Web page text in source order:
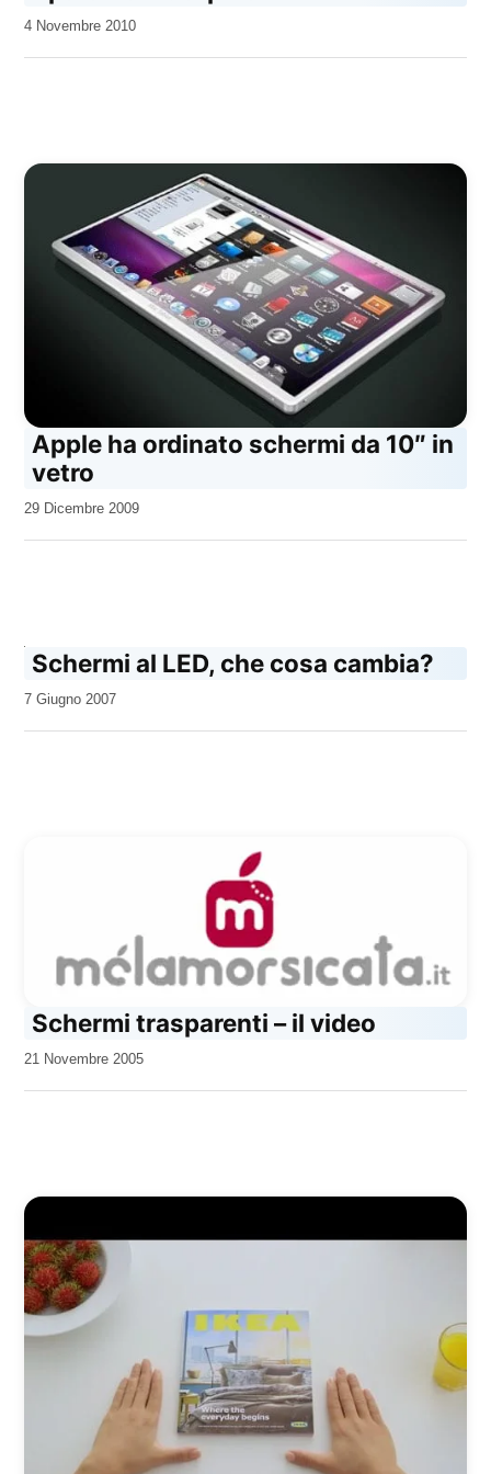
da
4 Novembre 2010
Apple ha ordinato schermi da 10″ in
vetro
da
29 Dicembre 2009
Schermi al LED, che cosa cambia?
da
7 Giugno 2007
Schermi trasparenti – il video
da
21 Novembre 2005